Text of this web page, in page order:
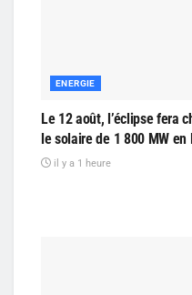
ENERGIE
Le 12 août, l’éclipse fera
le solaire de 1 800 MW en
il y a 1 heure